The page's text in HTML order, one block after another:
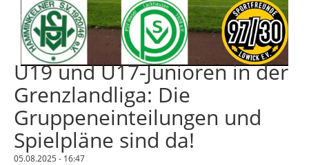
U19 und U17-Junioren in der
Grenzlandliga: Die
Gruppeneinteilungen und
Spielpläne sind da!
05.08.2025 - 16:47